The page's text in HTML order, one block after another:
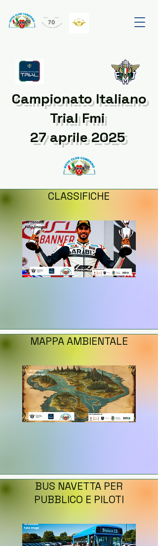
Campionato Italiano
Trial Fmi
27 aprile 2025
CLASSIFICHE
MAPPA AMBIENTALE
BUS NAVETTA PER
PUBBLICO E PILOTI